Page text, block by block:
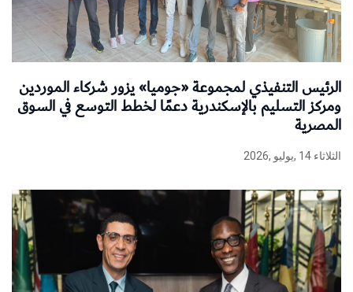
الرئيس التنفيذي لمجموعة «جوميا» يزور شركاء الموردين
ومركز التسليم بالإسكندرية دعمًا لخطط التوسع في السوق
المصرية
الثلاثاء 14 ,يوليو ,2026